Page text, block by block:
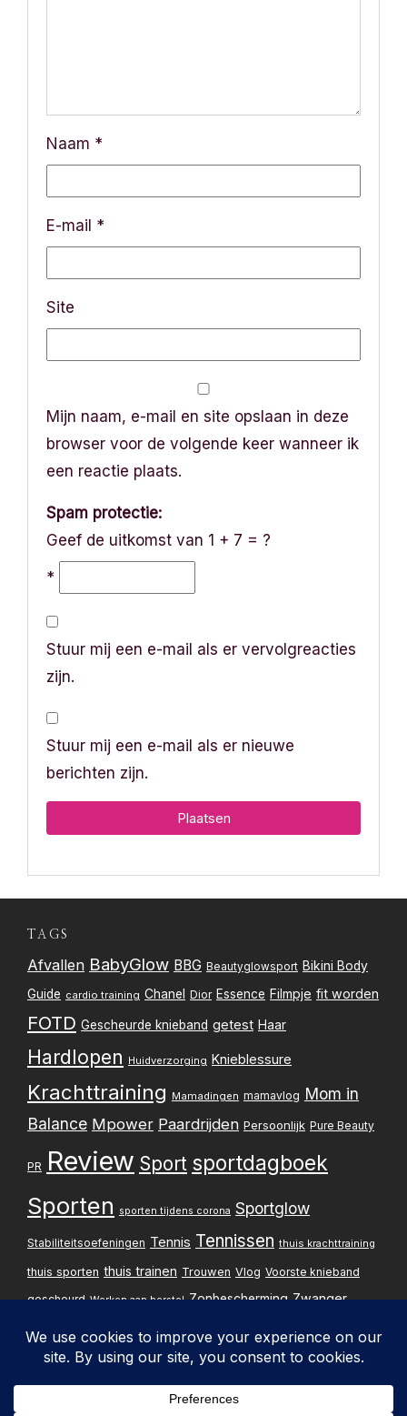
Naam *
E-mail *
Site
Mijn naam, e-mail en site opslaan in deze
browser voor de volgende keer wanneer ik
een reactie plaats.
Spam protectie:
Geef de uitkomst van 1 + 7 = ?
*
Stuur mij een e-mail als er vervolgreacties
zijn.
Stuur mij een e-mail als er nieuwe
berichten zijn.
TAGS
Afvallen BabyGlow BBG Beautyglowsport Bikini Body
Guide cardio training Chanel Dior Essence Filmpje fit worden
FOTD Gescheurde knieband getest Haar
Hardlopen Huidverzorging Knieblessure
Krachttraining Mamadingen mamavlog Mom in
Balance Mpower Paardrijden Persoonlijk Pure Beauty
PR Review Sport sportdagboek
Sporten sporten tijdens corona Sportglow
Stabiliteitsoefeningen Tennis Tennissen thuis krachttraining
thuis sporten thuis trainen Trouwen Vlog Voorste knieband
gescheurd Werken aan herstel Zonbescherming Zwanger